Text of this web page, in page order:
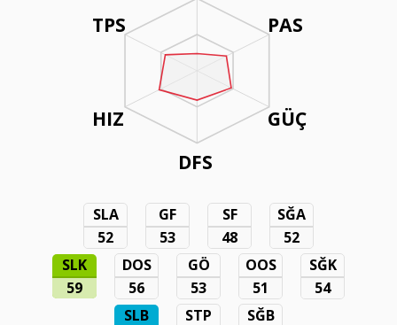
PAS
GÜÇ
DFS
TPS
HIZ
SLA
52
GF
53
SF
48
SĞA
52
SLK
59
DOS
56
GÖ
53
OOS
51
SĞK
54
SLB
STP
SĞB